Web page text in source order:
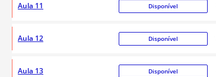
Aula 11 Disponível
Aula 12 Disponível
Aula 13 Disponível